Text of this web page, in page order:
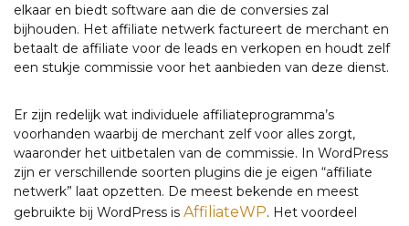
elkaar en biedt software aan die de conversies zal
bijhouden. Het affiliate netwerk factureert de merchant en
betaalt de affiliate voor de leads en verkopen en houdt zelf
een stukje commissie voor het aanbieden van deze dienst.
Er zijn redelijk wat individuele affiliateprogramma’s
voorhanden waarbij de merchant zelf voor alles zorgt,
waaronder het uitbetalen van de commissie. In WordPress
zijn er verschillende soorten plugins die je eigen “affiliate
netwerk” laat opzetten. De meest bekende en meest
gebruikte bij WordPress is AffiliateWP. Het voordeel